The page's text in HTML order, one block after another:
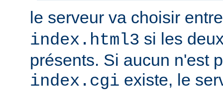
le serveur va choisir
index.html3 si les
présents. Si aucun n'est
index.cgi existe, le